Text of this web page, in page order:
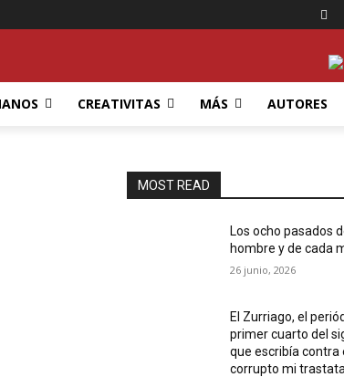
CREATIVITAS MÁS AUTORES
MOST READ
Los ocho pasados
hombre y de cada
26 junio, 2026
El Zurriago, el
primer cuarto del
que escribía contra
corrupto mi